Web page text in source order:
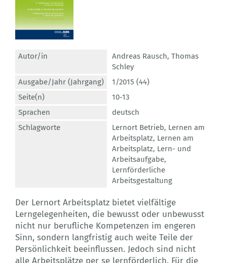
Autor/in Andreas Rausch, Thomas
Schley
Ausgabe/Jahr (Jahrgang)
1/2015 (44)
Seite(n)
10-13
Sprachen
deutsch
Schlagworte
Lernort Betrieb, Lernen am
Arbeitsplatz, Lernen am
Arbeitsplatz, Lern- und
Arbeitsaufgabe,
Lernförderliche
Arbeitsgestaltung
Der Lernort Arbeitsplatz bietet vielfältige
Lerngelegenheiten, die bewusst oder unbewusst
nicht nur berufliche Kompetenzen im engeren
Sinn, sondern langfristig auch weite Teile der
Persönlichkeit beeinflussen. Jedoch sind nicht
alle Arbeitsplätze per se lernförderlich. Für die